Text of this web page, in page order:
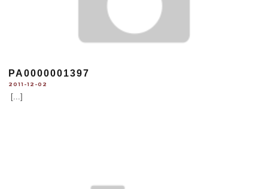
PA0000001397
2011-12-02
[...]